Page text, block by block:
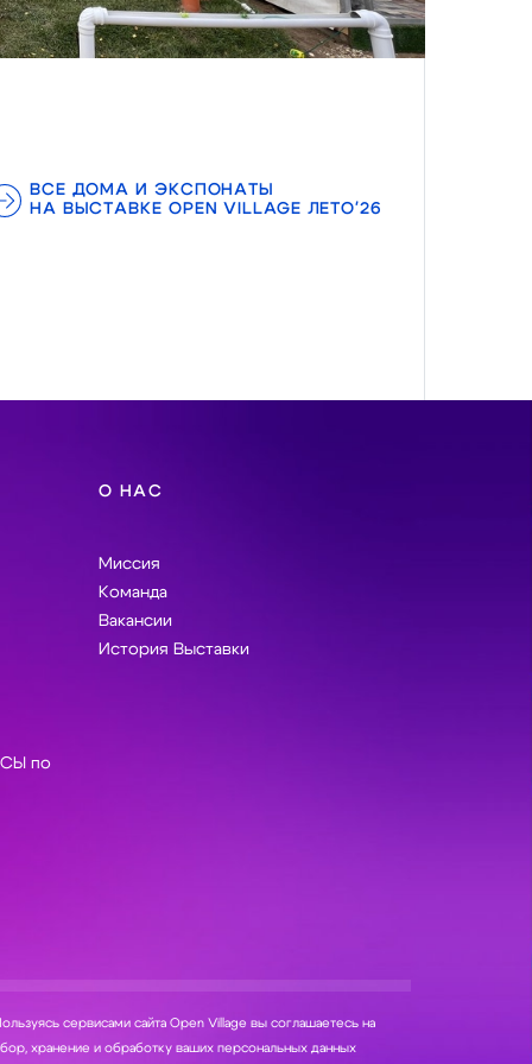
ВСЕ ДОМА И ЭКСПОНАТЫ
НА ВЫСТАВКЕ OPEN VILLAGE ЛЕТО'26
по
О НАС
Миссия
Команда
Вакансии
История Выставки
сервисами сайта Open Village вы соглашаетесь на
и обработку ваших персональных данных